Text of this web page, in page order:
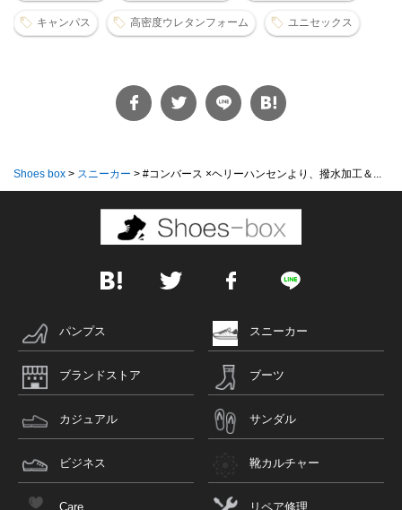
キャンパス 高密度ウレタンフォーム ユニセックス
Shoes box > スニーカー > #コンバース ×ヘリーハンセンより、撥水加工＆...
パンプス スニーカー
ブランドストア ブーツ
カジュアル サンダル
ビジネス 靴カルチャー
Care リペア修理